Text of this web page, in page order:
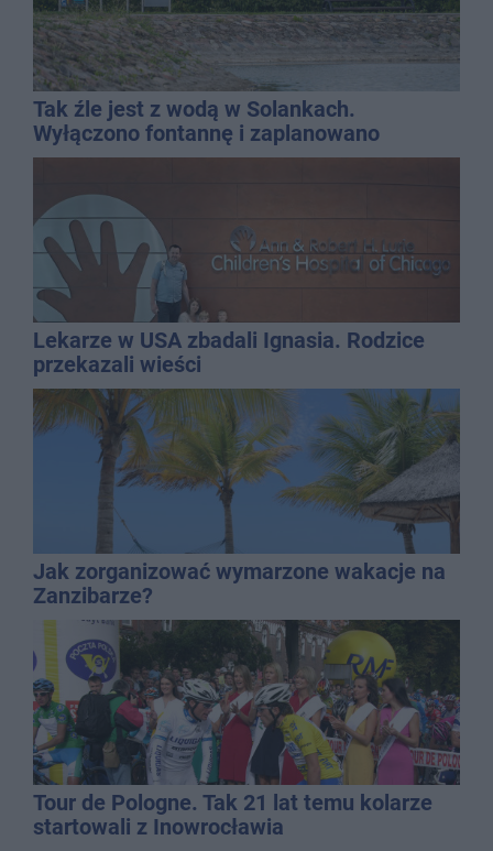
Tak źle jest z wodą w Solankach.
Wyłączono fontannę i zaplanowano
dolewkę
Lekarze w USA zbadali Ignasia. Rodzice
przekazali wieści
Jak zorganizować wymarzone wakacje na
Zanzibarze?
Tour de Pologne. Tak 21 lat temu kolarze
startowali z Inowrocławia